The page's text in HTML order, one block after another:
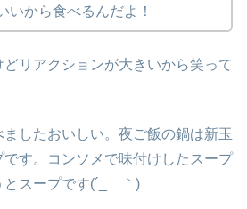
いから食べるんだよ！
リアクションが大きいから笑って
したおいしい。夜ご飯の鍋は新玉
す。コンソメで味付けしたスープ
スープです(´_ゝ｀)